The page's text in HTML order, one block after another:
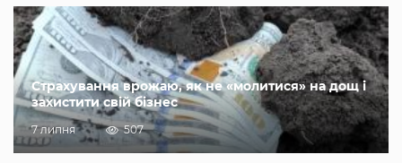
Страхування врожаю, як не «молитися» на дощ і
захистити свій бізнес
7 липня 507